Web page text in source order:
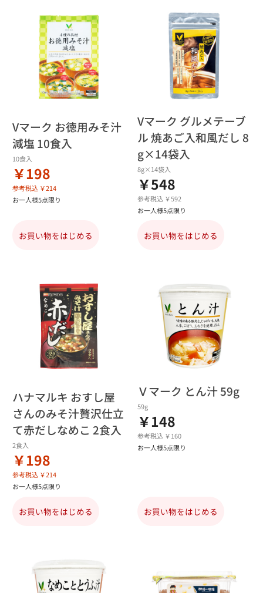
Vマーク お徳用みそ汁
減塩 10食入
10食入
￥198
参考税込 ￥214
お一人様5点限り
お買い物をはじめる
Vマーク グルメテーブ
ル 焼あご入和風だし 8
g×14袋入
8g×14袋入
￥548
参考税込 ￥592
お一人様5点限り
お買い物をはじめる
ハナマルキ おすし屋
さんのみそ汁贅沢仕立
て赤だしなめこ 2食入
2食入
￥198
参考税込 ￥214
お一人様5点限り
お買い物をはじめる
Ｖマーク とん汁 59g
59g
￥148
参考税込 ￥160
お一人様5点限り
お買い物をはじめる